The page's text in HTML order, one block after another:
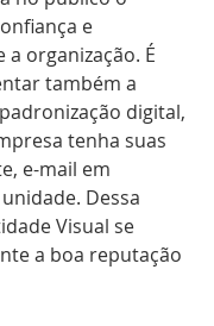
e
organização. É
também a
digital,
tenha suas
e-mail em
Dessa
Visual se
a boa reputação